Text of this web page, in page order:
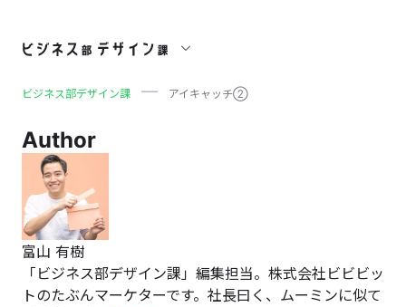
アイキャッチ②
ビジネス部デザイン課 アイキャッチ②
Author
富山 有樹
「ビジネス部デザイン課」編集担当。株式会社ビビビッ
トのたぶんマーケターです。社長曰く、ムーミンに似て